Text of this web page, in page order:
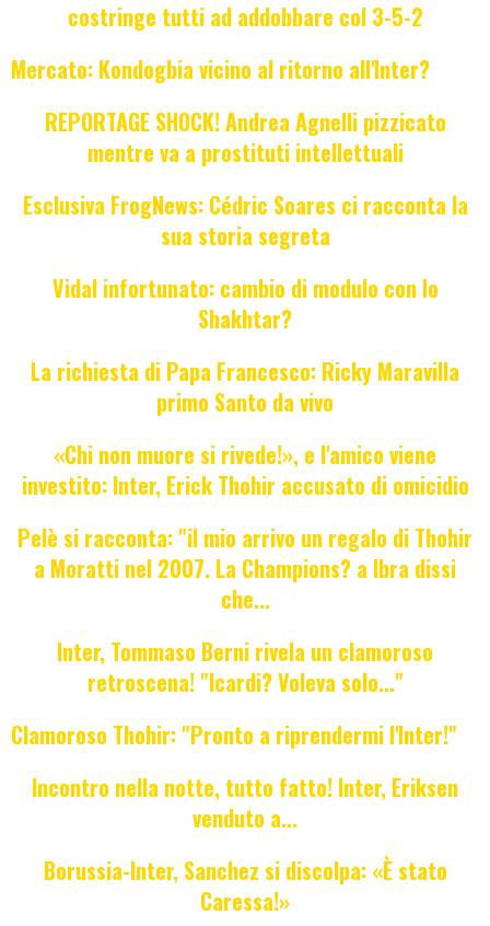
costringe tutti ad addobbare col 3-5-2
Mercato: Kondogbia vicino al ritorno all'Inter?
REPORTAGE SHOCK! Andrea Agnelli pizzicato
mentre va a prostituti intellettuali
Esclusiva FrogNews: Cédric Soares ci racconta la
sua storia segreta
Vidal infortunato: cambio di modulo con lo
Shakhtar?
La richiesta di Papa Francesco: Ricky Maravilla
primo Santo da vivo
«Chi non muore si rivede!», e l'amico viene
investito: Inter, Erick Thohir accusato di omicidio
Pelè si racconta: "il mio arrivo un regalo di Thohir
a Moratti nel 2007. La Champions? a Ibra dissi
che...
Inter, Tommaso Berni rivela un clamoroso
retroscena! "Icardi? Voleva solo..."
Clamoroso Thohir: "Pronto a riprendermi l'Inter!"
Incontro nella notte, tutto fatto! Inter, Eriksen
venduto a...
Borussia-Inter, Sanchez si discolpa: «È stato
Caressa!»